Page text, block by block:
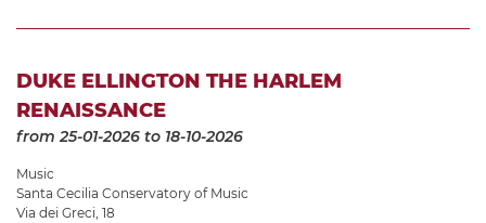
DUKE ELLINGTON THE HARLEM
RENAISSANCE
from 25-01-2026 to 18-10-2026
Music
Santa Cecilia Conservatory of Music
Via dei Greci, 18